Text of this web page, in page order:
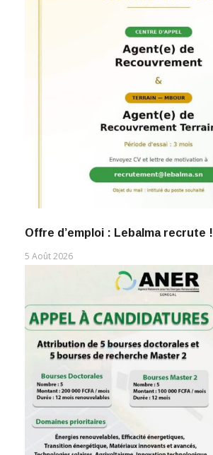
Offre d’emploi : Lebalma recrute !
5 Août 2026